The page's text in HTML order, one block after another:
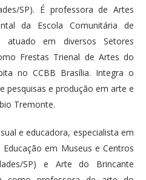
SP). É professora de Artes
da Escola Comunitária de
atuado em diversos Setores
Frestas Trienal de Artes do
no CCBB Brasília. Integra o
pesquisas e produção em arte e
Tremonte.
e educadora, especialista em
Educação em Museus e Centros
SP) e Arte do Brincante